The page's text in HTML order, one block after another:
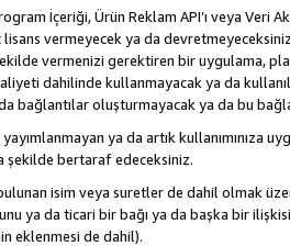
İçeriği, Ürün Reklam API’ı veya Veri
vermeyecek ya da
vermenizi gerektiren bir uygulama,
dahilinde kullanmayacak ya da
bağlantılar oluşturmayacak ya da bu
ya da artık kullanımınıza
şekilde bertaraf edeceksiniz.
isim veya suretler de dahil olmak
ya da ticari bir bağı ya da başka bir
eklenmesi de dahil).